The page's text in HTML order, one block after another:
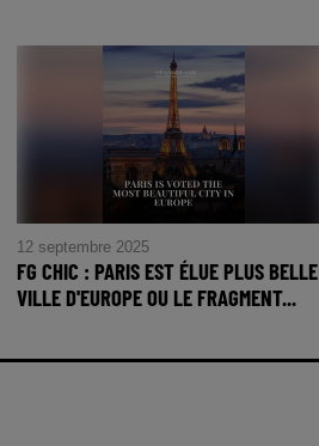
12 septembre 2025
FG CHIC : PARIS EST ÉLUE PLUS BELLE
VILLE D'EUROPE OU LE FRAGMENT...